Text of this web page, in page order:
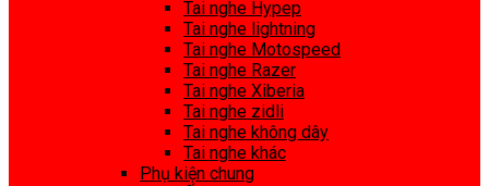
Tai nghe Hypep
Tai nghe lightning
Tai nghe Motospeed
Tai nghe Razer
Tai nghe Xiberia
Tai nghe zidli
Tai nghe không dây
Tai nghe khác
Phụ kiện chung